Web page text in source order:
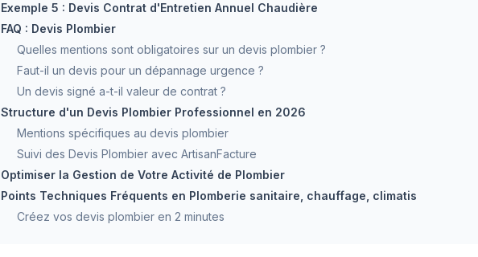
Exemple 5 : Devis Contrat d'Entretien Annuel Chaudière
FAQ : Devis Plombier
Quelles mentions sont obligatoires sur un devis plombier ?
Faut-il un devis pour un dépannage urgence ?
Un devis signé a-t-il valeur de contrat ?
Structure d'un Devis Plombier Professionnel en 2026
Mentions spécifiques au devis plombier
Suivi des Devis Plombier avec ArtisanFacture
Optimiser la Gestion de Votre Activité de Plombier
Points Techniques Fréquents en Plomberie sanitaire, chauffage, climatis
Créez vos devis plombier en 2 minutes